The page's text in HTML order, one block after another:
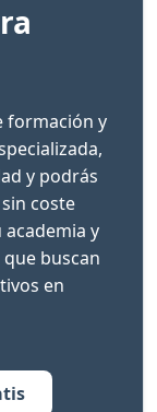
formación y
y podrás
coste
y
buscan
en